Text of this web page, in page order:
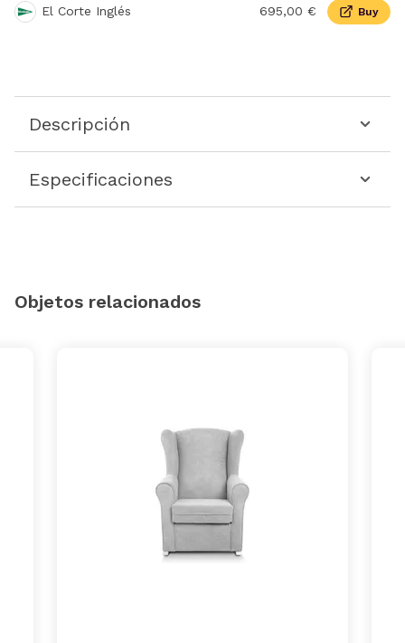
El Corte Inglés 695,00 € Buy
Descripción
Especificaciones
Objetos relacionados